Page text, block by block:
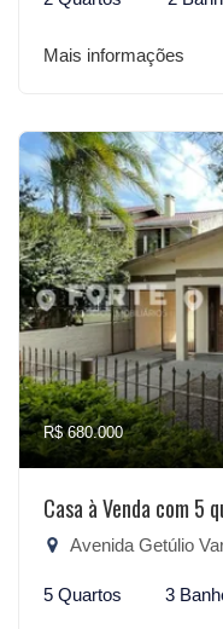
Mais informações
R$ 680.000
Casa à Venda com 5
Avenida Getúlio
5 Quartos 3